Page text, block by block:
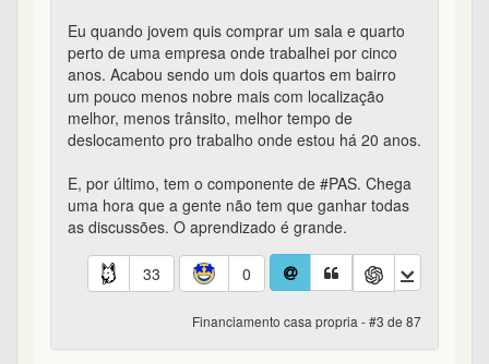
Eu quando jovem quis comprar um sala e quarto
perto de uma empresa onde trabalhei por cinco
anos. Acabou sendo um dois quartos em bairro
um pouco menos nobre mais com localização
melhor, menos trânsito, melhor tempo de
deslocamento pro trabalho onde estou há 20 anos.
E, por último, tem o componente de #PAS. Chega
uma hora que a gente não tem que ganhar todas
as discussões. O aprendizado é grande.
33 0
Financiamento casa propria - #3 de 87